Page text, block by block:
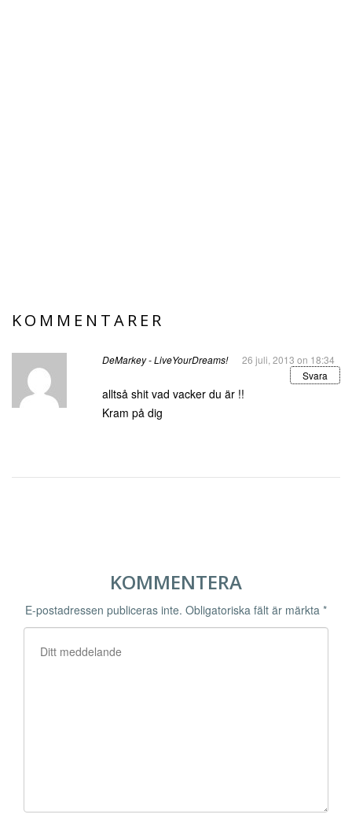
KOMMENTARER
DeMarkey - LiveYourDreams!
26 juli, 2013 on 18:34
Svara
alltså shit vad vacker du är !!
Kram på dig
KOMMENTERA
E-postadressen publiceras inte. Obligatoriska fält är märkta *